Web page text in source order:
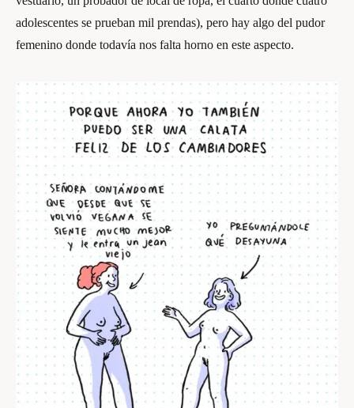
adolescentes se prueban mil prendas), pero hay algo del pudor
femenino donde todavía nos falta horno en este aspecto.